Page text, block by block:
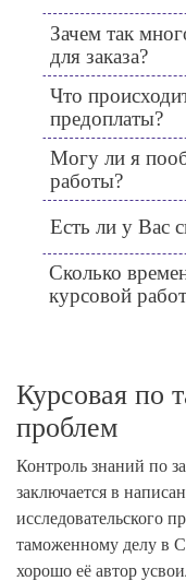
Зачем так
для заказа?
Что
предоплаты?
Могу ли я
работы?
Есть ли у Вас
Сколько
курсовой
Курсовая по
проблем
Контроль знаний по
заключается в
исследовательского
таможенному делу в
хорошо её автор